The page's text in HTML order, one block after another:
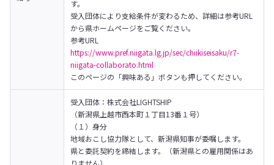
す。
受入団体により支給条件が変わるため、詳細は参考URL
から県ホームページをご覧ください。
https://www.pref.niigata.lg.jp/sec/chiikiseisaku/r7-
niigata-collaborato.html
このページの「興味ある」ボタンも押してください。
受入団体：株式会社LIGHTSHIP
（新潟県上越市西本町１丁目13番１号）
（１）身分
地域おこし協力隊として、新潟県知事が委嘱します。
県と委託契約を締結します。（新潟県との雇用関係はあ
りません）